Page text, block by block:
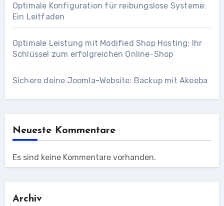
Optimale Konfiguration für reibungslose Systeme:
Ein Leitfaden
Optimale Leistung mit Modified Shop Hosting: Ihr
Schlüssel zum erfolgreichen Online-Shop
Sichere deine Joomla-Website: Backup mit Akeeba
Neueste Kommentare
Es sind keine Kommentare vorhanden.
Archiv